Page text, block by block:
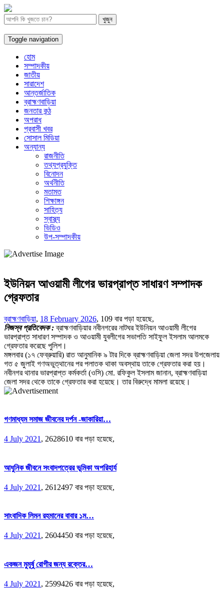
Toggle navigation
হোম
সম্পাদকীয়
জাতীয়
সারাদেশ
আন্তর্জাতিক
ব্রাহ্মণবাড়িয়া
জনতার কন্ঠ
অপরাধ
প্রবাসী খবর
সোসাল মিডিয়া
অন্যান্য
রাজনীতি
তথ্যপ্রযুক্তি
বিনোদন
অর্থনীতি
মতামত
শিক্ষাঙ্গন
সাহিত্য
স্বাস্থ্য
ভিডিও
উপ-সম্পাদকীয়
ইউনিয়ন আওয়ামী লীগের ভারপ্রাপ্ত সাধারণ সম্পাদক
গ্রেফতার
ব্রাহ্মণবাড়িয়া, 18 February 2026, 109 বার পড়া হয়েছে,
নিজস্ব প্রতিবেদক:ব্রাহ্মণবাড়িয়ার নবীনগরের নাটঘর ইউনিয়ন আওয়ামী লীগের
ভারপ্রাপ্ত সাধারণ সম্পাদক ও আওয়ামী যুবলীগের সভাপতি সাইফুল ইসলাম আলমকে
গ্রেফতার করেছে পুলিশ।
মঙ্গলবার (১৭ ফেব্রুয়ারি) রাত আনুমানিক ৯ টার দিকে ব্রাহ্মণবাড়িয়া জেলা সদর উপজেলায়
গত ৫ জুলাই গণঅভুত্থানের পর পলাতক থাকা অবস্থায় তাকে গ্রেফতার করা হয়।
নবীনগর থানার ভারপ্রাপ্ত কর্মকর্তা (ওসি) মো. রফিকুল ইসলাম জানান, ব্রাহ্মণবাড়িয়া
জেলা সদর থেকে তাকে গ্রেফতার করা হয়েছে। তার বিরুদ্ধে মামলা রয়েছে।
গণমাধ্যম সমাজ জীবনের দর্পন -জাকারিয়া…
4 July 2021 , 2628610 বার পড়া হয়েছে,
আধুনিক জীবনে সংবাদপত্রের ভূমিকা অপরিহার্য
4 July 2021 , 2612497 বার পড়া হয়েছে,
সাংবাদিক লিমন রহমানের বাবার ১ম…
4 July 2021, 2604450 বার পড়া হয়েছে,
একজন মুমূর্ষু রোগীর জন্য রক্তের…
4 July 2021 , 2599426 বার পড়া হয়েছে,